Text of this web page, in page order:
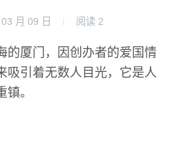
月 09 日 阅读 2
的厦门，因创办者的爱国情
吸引着无数人目光，它是人
。